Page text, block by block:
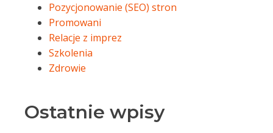
Pozycjonowanie (SEO) stron
Promowani
Relacje z imprez
Szkolenia
Zdrowie
Ostatnie wpisy